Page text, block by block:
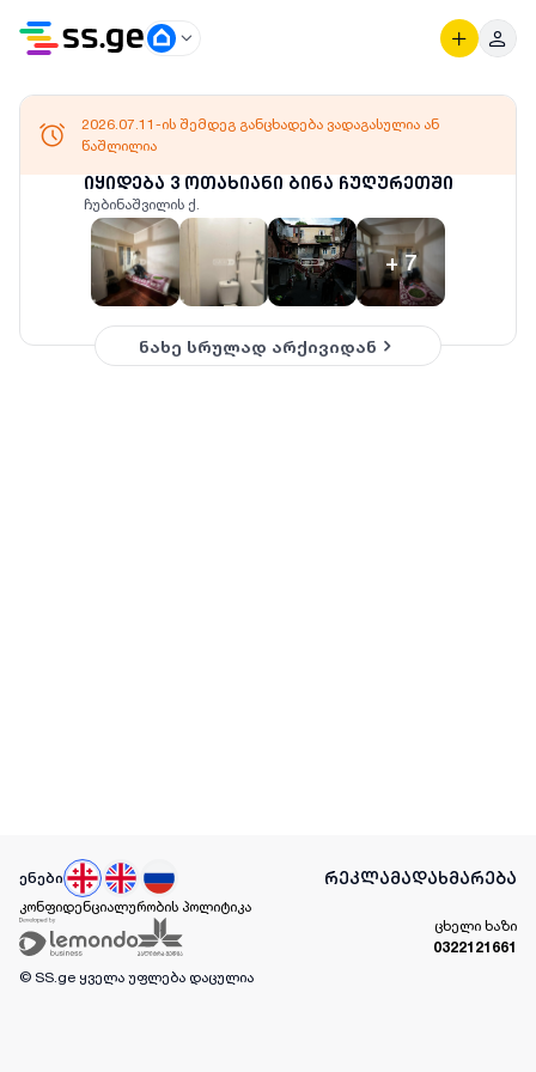
იყიდება 3 ოთახიანი ბინა ჩუღურეთში
ჩუბინაშვილის ქ.
+7
2026.07.11-ის შემდეგ განცხადება ვადაგასულია ან
წაშლილია
ნახე სრულად არქივიდან
ენები რეკლამადახმარება
კონფიდენციალურობის პოლიტიკა
ცხელი ხაზი
0322121661
© SS.ge ყველა უფლება დაცულია